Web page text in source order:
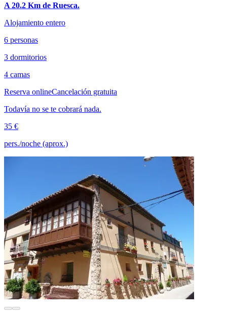
A 20.2 Km de Ruesca.
Alojamiento entero
6 personas
3 dormitorios
4 camas
Reserva onlineCancelación gratuita
Todavía no se te cobrará nada.
35 €
pers./noche (aprox.)